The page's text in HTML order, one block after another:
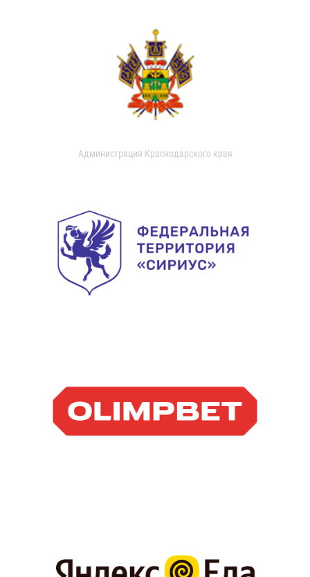
Администрация Краснодарского края